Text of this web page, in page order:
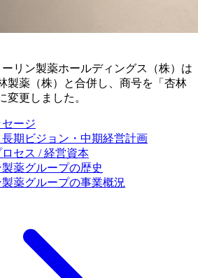
ーリン製薬ホールディングス（株）は
製薬（株）と合併し、商号を「杏林
変更しました。
セージ
期ビジョン・中期経営計画
セス / 経営資本
薬グループの歴史
薬グループの事業概況